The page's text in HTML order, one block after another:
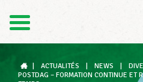
ACTUALITÉS NEWS
POSTDAG – FORMATION CONTINUE ET